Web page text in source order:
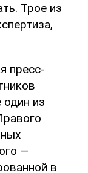
Трое из
пресс-
из
—
в